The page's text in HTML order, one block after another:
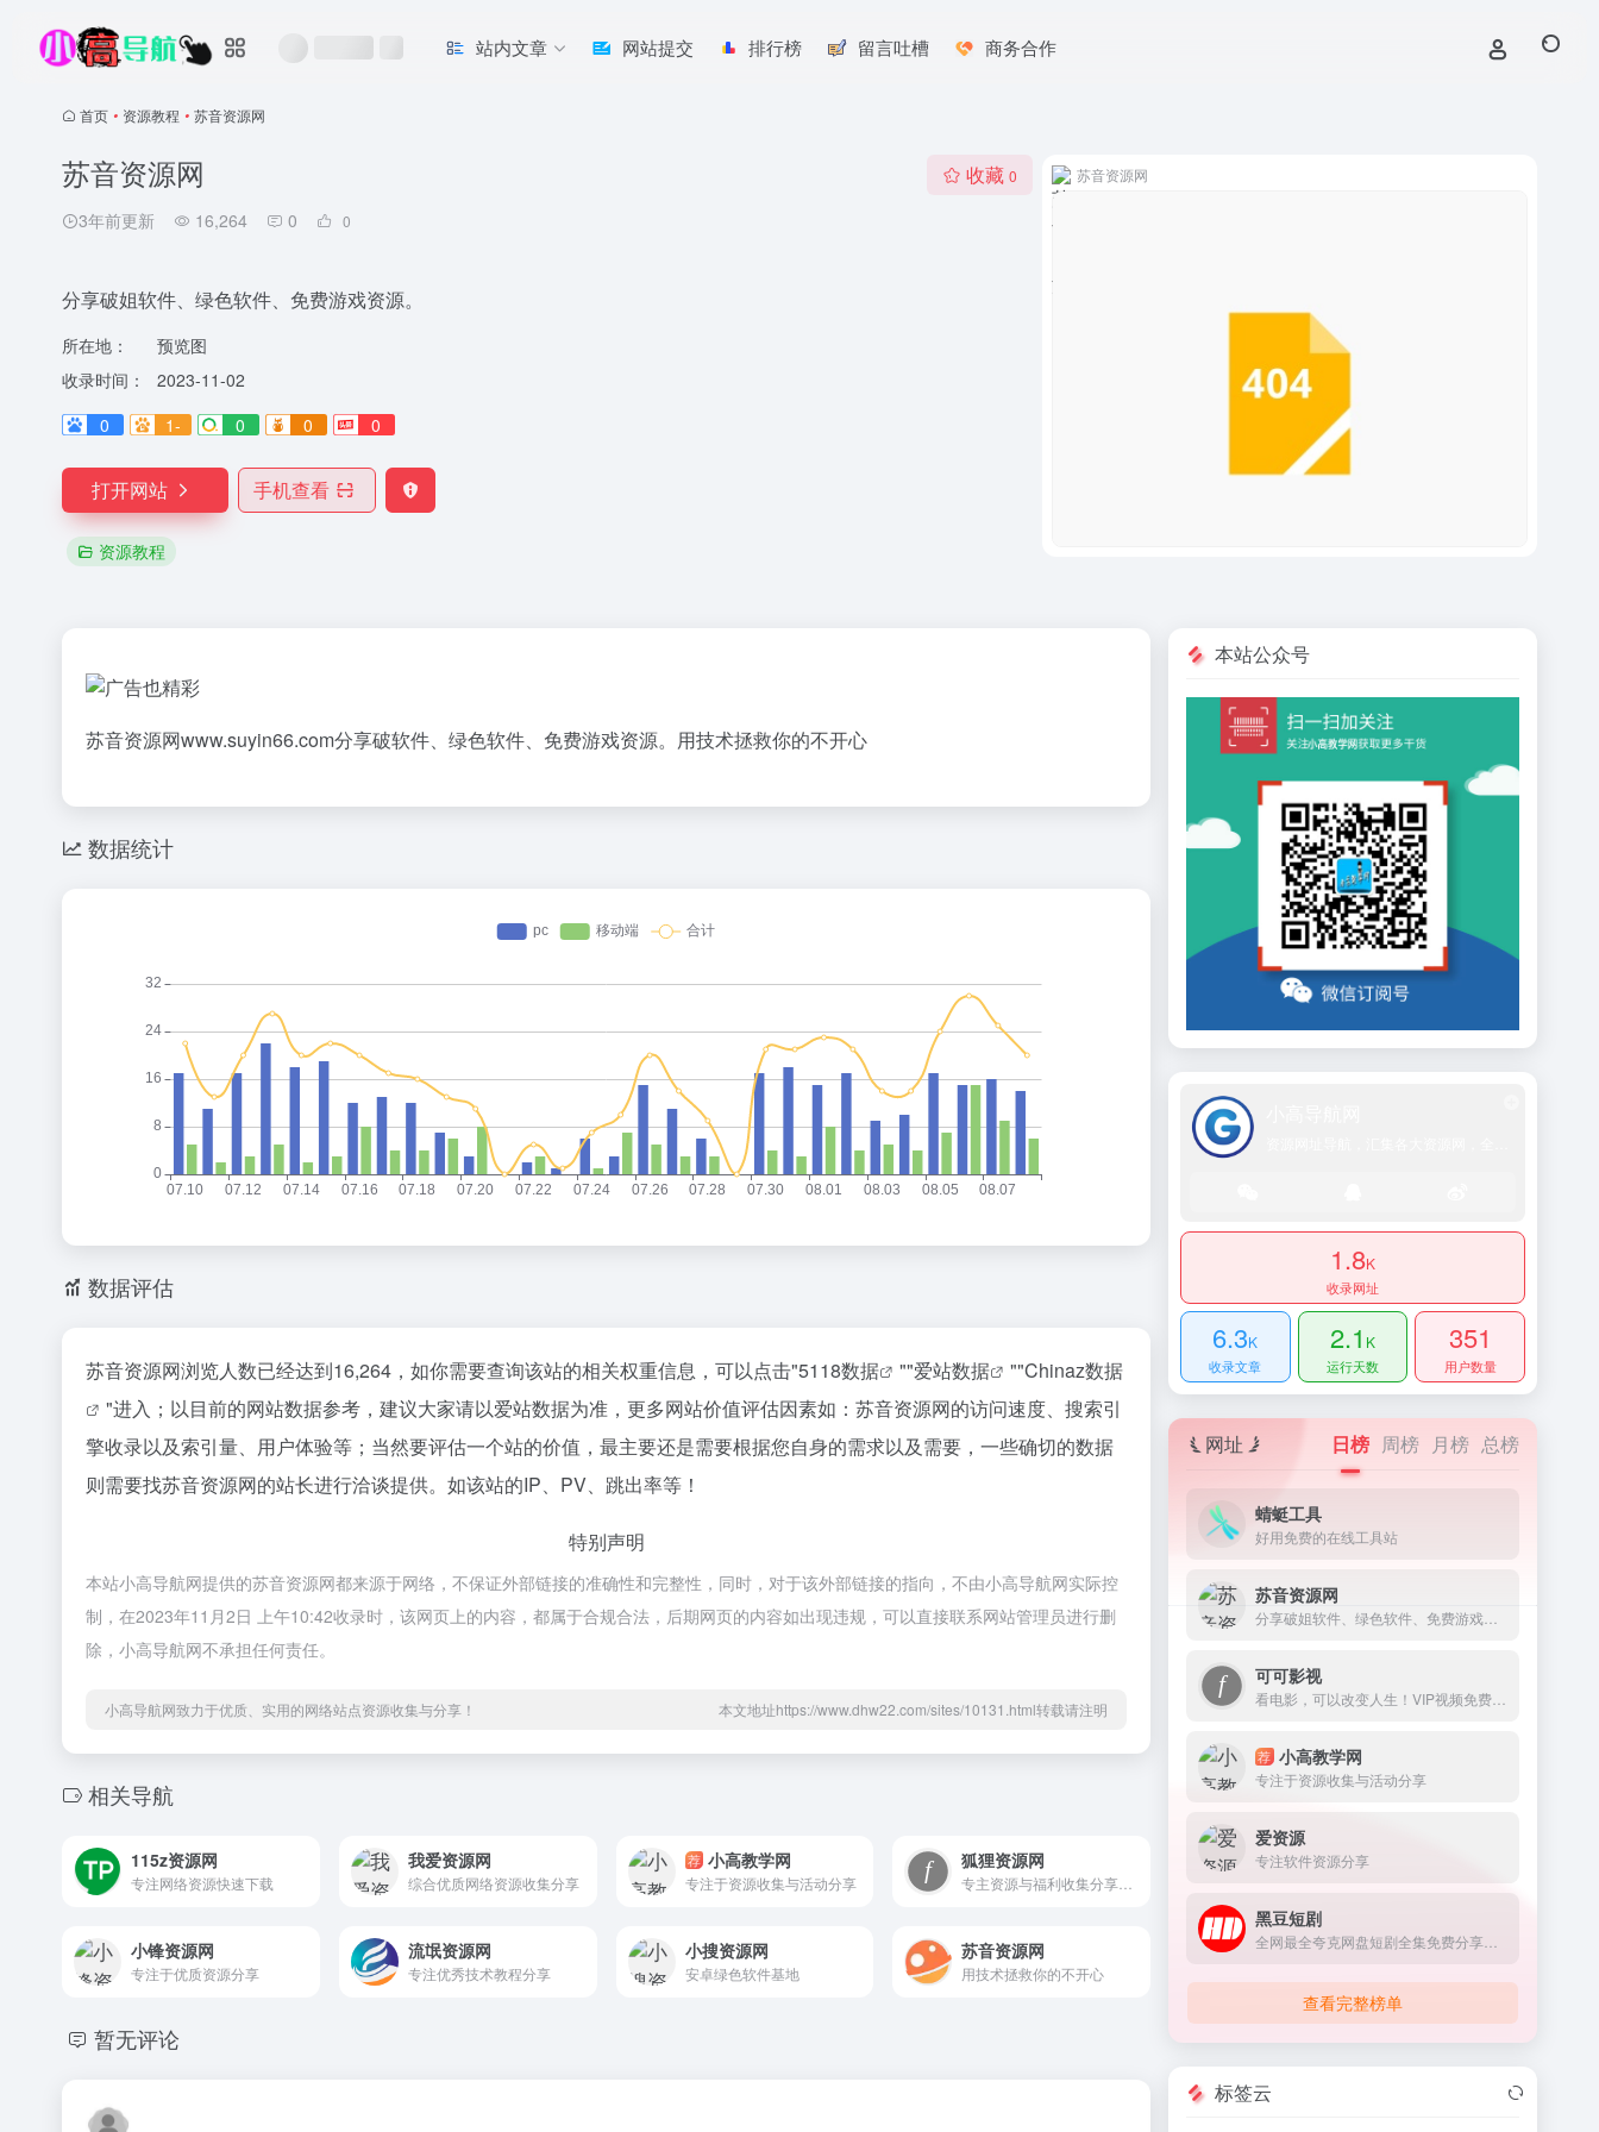
站内文章 网站提交 排行榜 留言吐槽 商务合作
首页 • 资源教程 • 苏音资源网
苏音资源网
3年前更新 16,264 0 0
收藏 0
分享破姐软件、绿色软件、免费游戏资源。
所在地：
预览图
收录时间：
2023-11-02
0
1- 0 0 0
打开网站 手机查看
资源教程
苏音资源网
苏音资源网www.suyin66.com分享破软件、绿色软件、免费游戏资源。用技术拯救你的不开心
数据统计
数据评估
苏音资源网浏览人数已经达到16,264，如你需要查询该站的相关权重信息，可以点击"5118数据 ""爱站数据 ""Chinaz数据
"进入；以目前的网站数据参考，建议大家请以爱站数据为准，更多网站价值评估因素如：苏音资源网的访问速度、搜索引
擎收录以及索引量、用户体验等；当然要评估一个站的价值，最主要还是需要根据您自身的需求以及需要，一些确切的数据
则需要找苏音资源网的站长进行洽谈提供。如该站的IP、PV、跳出率等！
特别声明
本站小高导航网提供的苏音资源网都来源于网络，不保证外部链接的准确性和完整性，同时，对于该外部链接的指向，不由小高导航网实际控
制，在2023年11月2日 上午10:42收录时，该网页上的内容，都属于合规合法，后期网页的内容如出现违规，可以直接联系网站管理员进行删
除，小高导航网不承担任何责任。
小高导航网致力于优质、实用的网络站点资源收集与分享！ 本文地址https://www.dhw22.com/sites/10131.html转载请注明
相关导航
115z资源网
专注网络资源快速下载
我爱资源网
综合优质网络资源收集分享
荐 小高教学网
专注于资源收集与活动分享
狐狸资源网
小锋资源网
专注于优质资源分享
流氓资源网
专注优秀技术教程分享
小搜资源网
安卓绿色软件基地
苏音资源网
用技术拯救你的不开心
暂无评论
本站公众号
1.8K
收录网址
6.3K
收录文章
2.1 K
运行天数
351
用户数量
网址 日榜 周榜 月榜 总榜
蜻蜓工具
好用免费的在线工具站
苏音资源网
可可影视
荐 小高教学网
专注于资源收集与活动分享
爱资源
专注软件资源分享
黑豆短剧
查看完整榜单
标签云